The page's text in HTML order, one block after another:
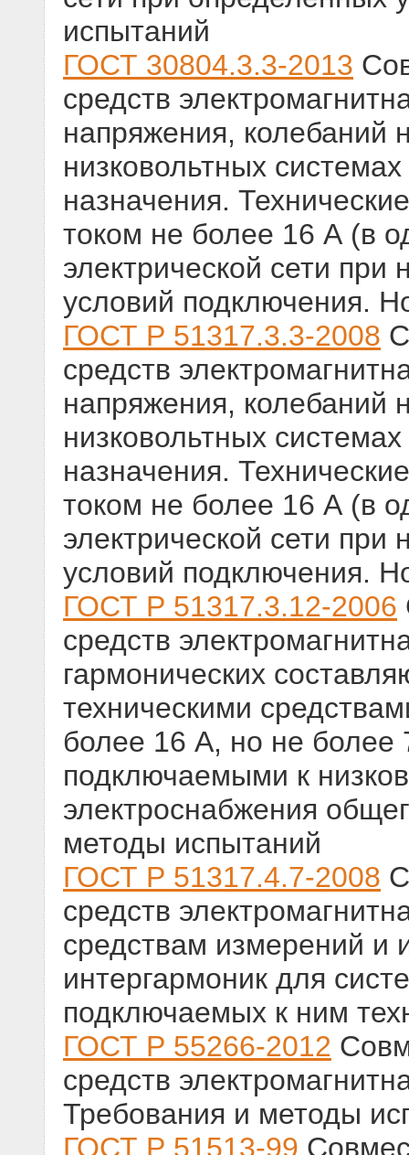
испытаний
ГОСТ 30804.3.3-2013
средств
напряжения, колебаний
низковольтных
назначения.
током не более 16 А (в
электрической сети
условий подключения.
ГОСТ Р 51317.3.3-2008
средств
напряжения, колебаний
низковольтных
назначения.
током не более 16 А (в
электрической сети
условий подключения.
ГОСТ Р 51317.3.12-2006
средств
гармонических
техническими
более 16 А, но не
подключаемыми к
электроснабжения
методы испытаний
ГОСТ Р 51317.4.7-2008
средств
средствам измерений и
интергармоник для
подключаемых к ним
ГОСТ Р 55266-2012
средств
Требования и методы
ГОСТ Р 51513-99